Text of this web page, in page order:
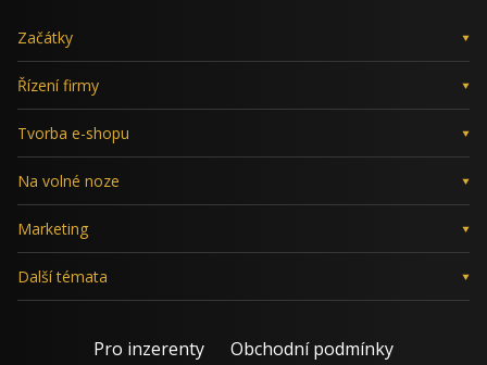
Začátky
Řízení firmy
Tvorba e-shopu
Na volné noze
Marketing
Další témata
Pro inzerenty Obchodní podmínky